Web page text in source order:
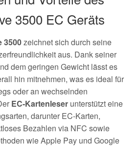
3500 EC Geräts
3500zeichnet sich durch seine
aus. Dank seiner
dem geringen Gewicht lässt es
hin mitnehmen, was es ideal für
oder an wechselnden
EC-Kartenleser unterstützt eine
darunter EC-Karten,
Bezahlen via NFC sowie
wie Apple Pay und Google